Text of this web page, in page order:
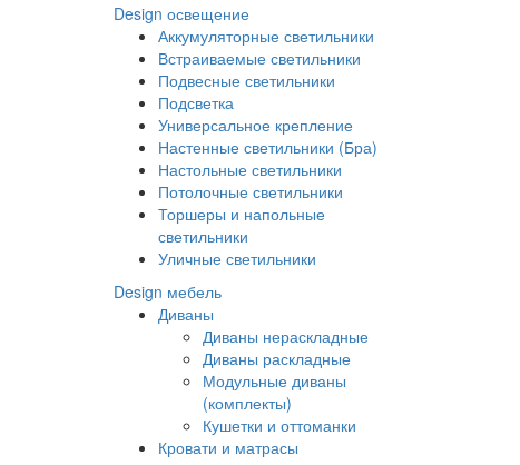
Design освещение
Аккумуляторные светильники
Встраиваемые светильники
Подвесные светильники
Подсветка
Универсальное крепление
Настенные светильники (Бра)
Настольные светильники
Потолочные светильники
Торшеры и напольные
светильники
Уличные светильники
Design мебель
Диваны
Диваны нераскладные
Диваны раскладные
Модульные диваны
(комплекты)
Кушетки и оттоманки
Кровати и матрасы